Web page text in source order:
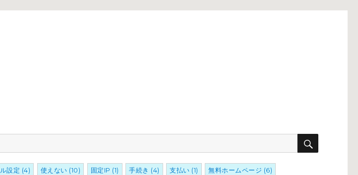
検
設定 (4) 使えない (10) 固定IP (1) 手続き (4) 支払い (1) 無料ホームページ (6)